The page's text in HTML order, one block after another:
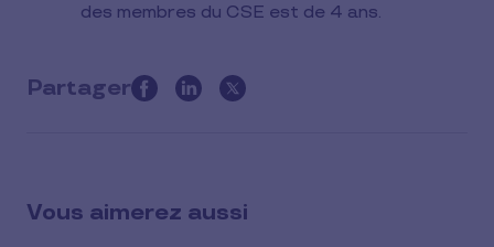
des membres du CSE est de 4 ans.
Partager
this
media
Vous aimerez aussi